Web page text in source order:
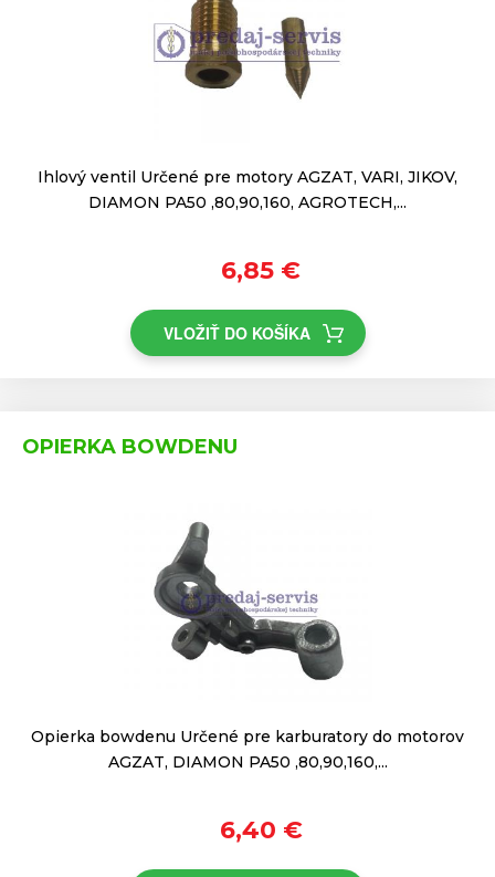
Ihlový ventil Určené pre motory AGZAT, VARI, JIKOV,
DIAMON PA50 ,80,90,160, AGROTECH,...
6,85 €
VLOŽIŤ DO KOŠÍKA
OPIERKA BOWDENU
Opierka bowdenu Určené pre karburatory do motorov
AGZAT, DIAMON PA50 ,80,90,160,...
6,40 €